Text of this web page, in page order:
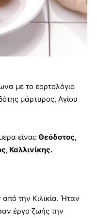
με το εορτολόγιο
μάρτυρος, Αγίου
είναι: Θεόδοτος,
Καλλινίκης.
την Κιλικία. Ήταν
έργο ζωής την